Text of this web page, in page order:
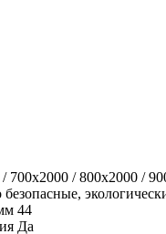
700x2000 / 800x2000 /
безопасные,
44
Да